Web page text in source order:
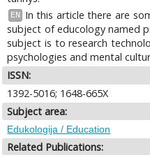
EN
In this article there are
subject of educology named
subject is to research
psychologies and mental
ISSN:
1392-5016; 1648-665X
Subject area:
Edukologija / Education
Related Publications: